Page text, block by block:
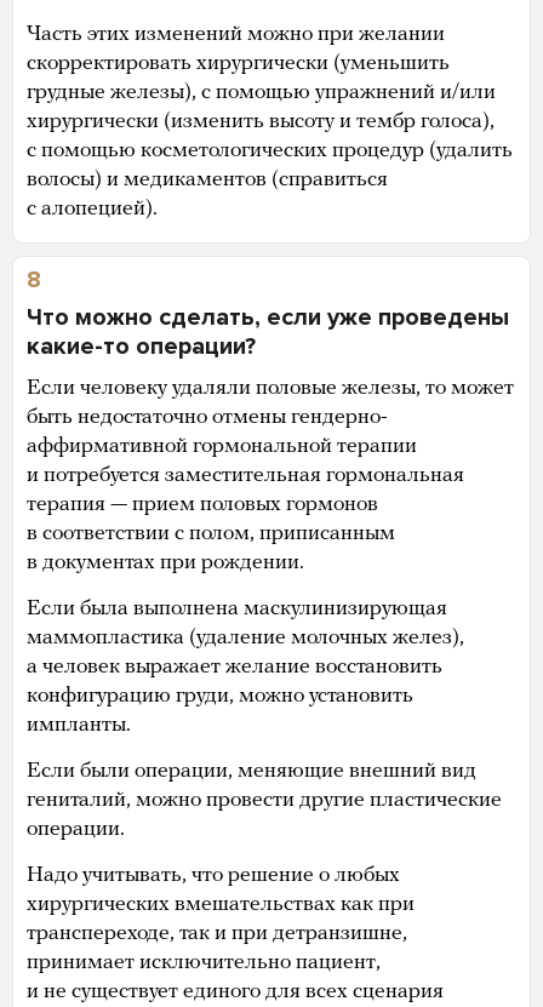
Часть этих изменений можно при желании
скорректировать хирургически (уменьшить
грудные железы), с помощью упражнений и/или
хирургически (изменить высоту и тембр голоса),
с помощью косметологических процедур (удалить
волосы) и медикаментов (справиться
с алопецией).
8
Что можно сделать, если уже проведены
какие-то операции?
Если человеку удаляли половые железы, то может
быть недостаточно отмены гендерно-
аффирмативной гормональной терапии
и потребуется заместительная гормональная
терапия — прием половых гормонов
в соответствии с полом, приписанным
в документах при рождении.
Если была выполнена маскулинизирующая
маммопластика (удаление молочных желез),
а человек выражает желание восстановить
конфигурацию груди, можно установить
импланты.
Если были операции, меняющие внешний вид
гениталий, можно провести другие пластические
операции.
Надо учитывать, что решение о любых
хирургических вмешательствах как при
транспереходе, так и при детранзишне,
принимает исключительно пациент,
и не существует единого для всех сценария